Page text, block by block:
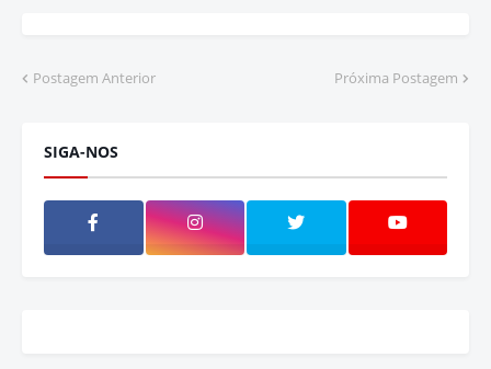
Postagem Anterior Próxima Postagem
SIGA-NOS